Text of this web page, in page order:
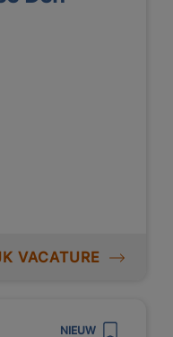
VACATURE
NIEUW